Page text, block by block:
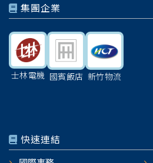
集團企業
士林電機 國賓飯店 新竹物流
快速連結